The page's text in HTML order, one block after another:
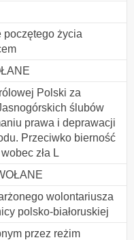
poczętego życia
Polski za
ślubów
prawa i deprawacji
Przeciwko bierność
zła L
wolontariusza
polsko-białoruskiej
przez reżim